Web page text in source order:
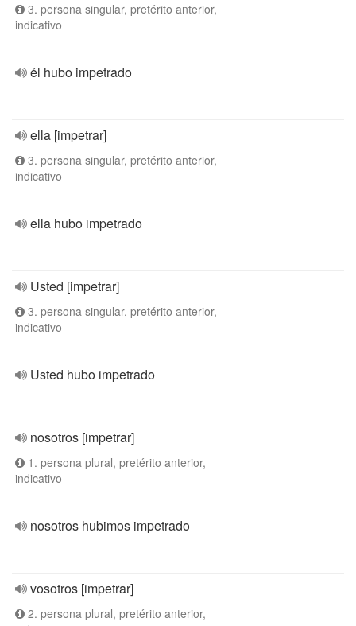
3. persona singular, pretérito anterior,
indicativo
él hubo impetrado
ella [impetrar]
3. persona singular, pretérito anterior,
indicativo
ella hubo impetrado
Usted [impetrar]
3. persona singular, pretérito anterior,
indicativo
Usted hubo impetrado
nosotros [impetrar]
1. persona plural, pretérito anterior,
indicativo
nosotros hubimos impetrado
vosotros [impetrar]
2. persona plural, pretérito anterior,